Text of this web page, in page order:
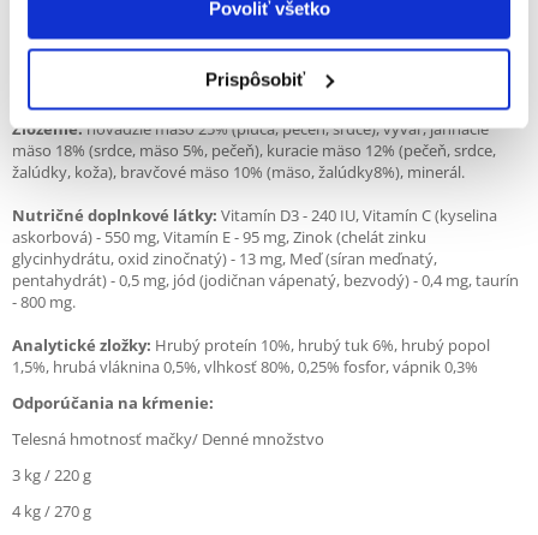
Povoliť všetko
Prispôsobiť
je nevyhnutný na správne fungovanie tela.
Zloženie:hovädzie mäso 25% (pľúca, pečeň, srdce), vývar, jahňacie
mäso 18% (srdce, mäso 5%, pečeň), kuracie mäso 12% (pečeň, srdce,
žalúdky, koža), bravčové mäso 10% (mäso, žalúdky8%), minerál.
Nutričné doplnkové látky: Vitamín D3 - 240 IU, Vitamín C (kyselina
askorbová) - 550 mg, Vitamín E - 95 mg, Zinok (chelát zinku
glycinhydrátu, oxid zinočnatý) - 13 mg, Meď (síran meďnatý,
pentahydrát) - 0,5 mg, jód (jodičnan vápenatý, bezvodý) - 0,4 mg, taurín
- 800 mg.
Analytické zložky: Hrubý proteín 10%, hrubý tuk 6%, hrubý popol
1,5%, hrubá vláknina 0,5%, vlhkosť 80%, 0,25% fosfor, vápnik 0,3%
Odporúčania na kŕmenie:
Telesná hmotnosť mačky/ Denné množstvo
3 kg / 220 g
4 kg / 270 g